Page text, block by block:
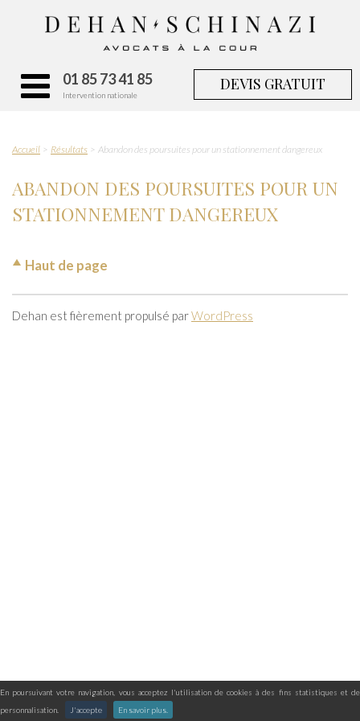
En poursuivant votre navigation, vous acceptez l'utilisation de cookies à des fins statistiques et de
personnalisation.
J'accepte En savoir plus.
01 85 73 41 85
Intervention nationale
DEVIS GRATUIT
Accueil Résultats Abandon des poursuites pour un stationnement dangereux
ABANDON DES POURSUITES POUR UN
STATIONNEMENT DANGEREUX
Haut de page
Dehan est fièrement propulsé parWordPress